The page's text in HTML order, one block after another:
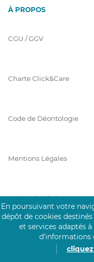
À PROPOS
CGU / GGV
Charte Click&Care
Code de Déontologie
Mentions Légales
Prérequis Click&Care
Protection des Données
En poursuivant votre
dépôt de cookies
et services adaptés
d’informations